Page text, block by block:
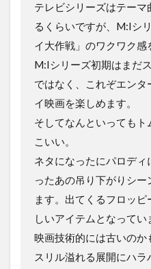
テレビシリーズはテー
るくらいですが、M:Iシ
イ大作戦」のワクワク感
M:Iシリーズ初期はまだ
ではなく、これぞエン
イ映画を楽しめます。
そしてなんといっても
こいい。
ネタになったにパロデ
ったあの吊り下がりシ
ます。出てくるフロッ
しいアイテムとなってい
映画技術的には古いのか
スリル溢れる展開にハ